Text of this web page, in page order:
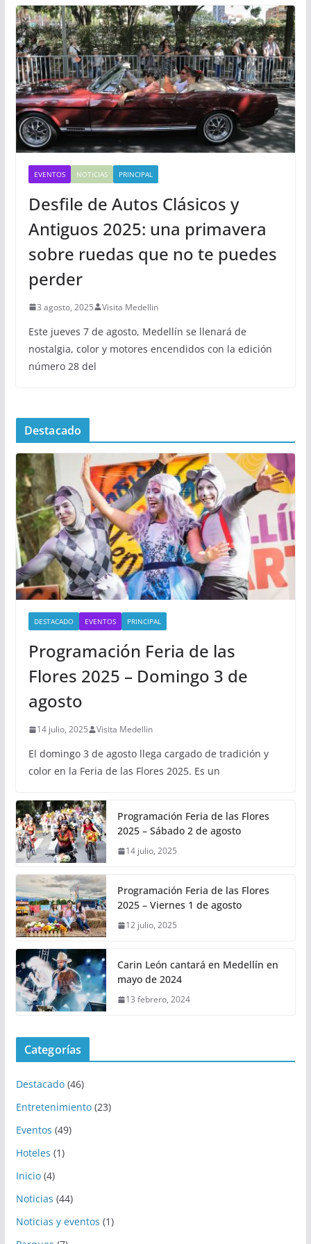
EVENTOS NOTICIAS PRINCIPAL
Desfile de Autos Clásicos y
Antiguos 2025: una primavera
sobre ruedas que no te puedes
perder
3 agosto, 2025 Visita Medellin
Este jueves 7 de agosto, Medellín se llenará de
nostalgia, color y motores encendidos con la edición
número 28 del
Destacado
DESTACADO EVENTOS PRINCIPAL
Programación Feria de las
Flores 2025 – Domingo 3 de
agosto
14 julio, 2025 Visita Medellin
El domingo 3 de agosto llega cargado de tradición y
color en la Feria de las Flores 2025. Es un
Programación Feria de las Flores
2025 – Sábado 2 de agosto
14 julio, 2025
Programación Feria de las Flores
2025 – Viernes 1 de agosto
12 julio, 2025
Carin León cantará en Medellín en
mayo de 2024
13 febrero, 2024
Categorías
Destacado(46)
Entretenimiento(23)
Eventos (49)
Hoteles (1)
Inicio(4)
Noticias (44)
Noticias y eventos (1)